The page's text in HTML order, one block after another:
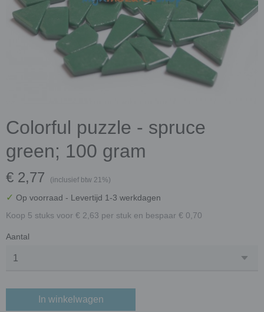
Colorful puzzle - spruce
green; 100 gram
€ 2,77 (inclusief btw 21%)
✓ Op voorraad - Levertijd 1-3 werkdagen
Koop 5 stuks voor € 2,63 per stuk en bespaar € 0,70
Aantal
In winkelwagen